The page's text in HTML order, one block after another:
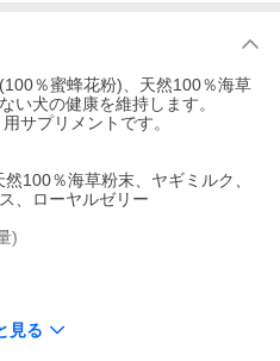
％蜜蜂花粉)、天然100％海草
い犬の健康を維持します。
サプリメントです。
100％海草粉末、ヤギミルク、
、ローヤルゼリー
)
見る